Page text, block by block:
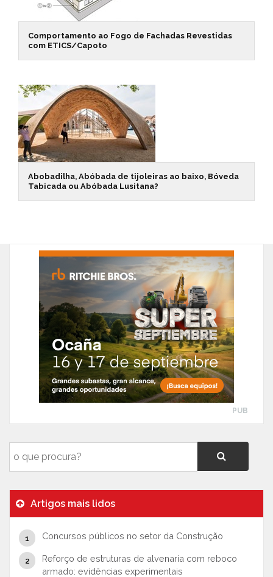
Comportamento ao Fogo de Fachadas Revestidas
com ETICS/Capoto
Abobadilha, Abóbada de tijoleiras ao baixo, Bóveda
Tabicada ou Abóbada Lusitana?
PUB
Artigos mais lidos
Concursos públicos no setor da Construção
Reforço de estruturas de alvenaria com reboco
armado: evidências experimentais